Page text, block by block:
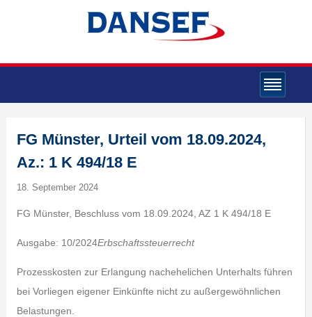
FG Münster, Urteil vom 18.09.2024,
Az.: 1 K 494/18 E
18. September 2024
FG Münster, Beschluss vom 18.09.2024, AZ 1 K 494/18 E
Ausgabe: 10/2024Erbschaftssteuerrecht
Prozesskosten zur Erlangung nachehelichen Unterhalts führen
bei Vorliegen eigener Einkünfte nicht zu außergewöhnlichen
Belastungen.